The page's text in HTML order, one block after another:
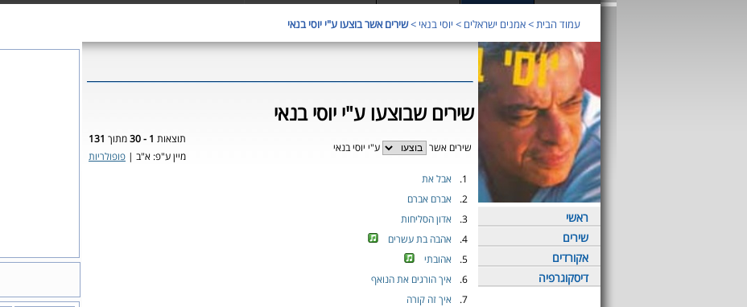
עמוד הבית>אמנים ישראלים > יוסי בנאי >שירים אשר בוצעו ע"י יוסי בנאי
ראשי
שירים
אקורדים
דיסקוגרפיה
שירים שבוצעו ע"י יוסי בנאי
שירים אשר ע"י יוסי בנאי
תוצאות 1 - 30 מתוך 131
מיין ע"פ: א"ב | פופולריות
1.
אבל את
2.
אברם אברם
3.
אדון הסליחות
4.
אהבה בת עשרים
5.
אהובתי
6.
איך הורגים את הנואף
7.
איך זה קורה